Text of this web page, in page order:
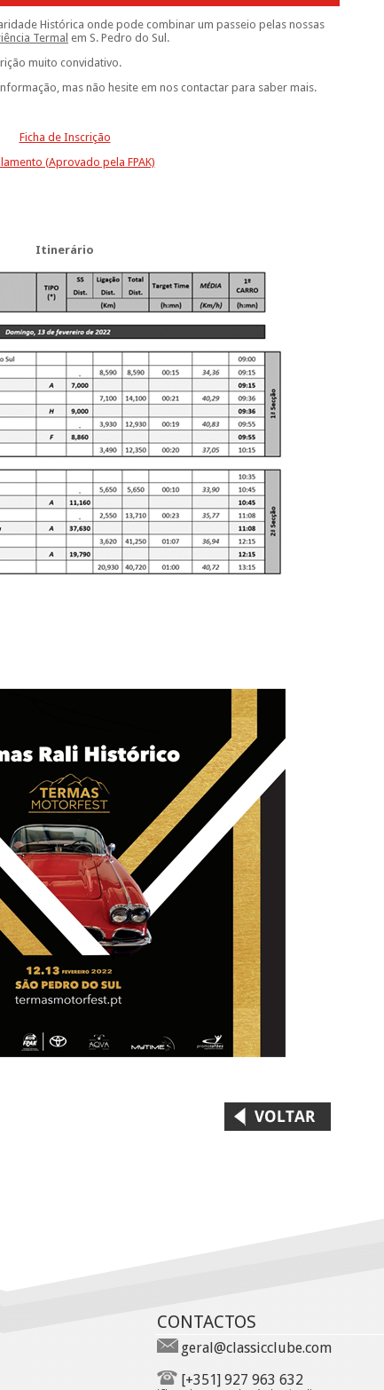
Histórica onde pode combinar um passeio pelas nossas
Termal em S. Pedro do Sul.
muito convidativo.
mas não hesite em nos contactar para saber mais.
Ficha de Inscrição
(Aprovado pela FPAK)
Itinerário
CONTACTOS
geral@classicclube.com
[+351] 927 963 632